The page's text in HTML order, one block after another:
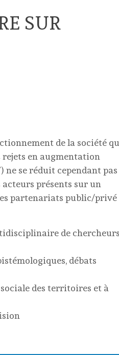
SUR
de la société
rejets en augmentation
ne se réduit cependant pas
présents sur un
partenariats public/privé
de chercheurs
débats
des territoires et à